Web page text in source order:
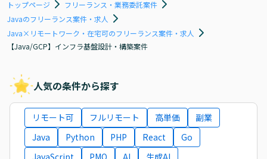
トップページ
フリーランス・業務委託案件
Javaのフリーランス案件・求人
Java×リモートワーク・在宅可のフリーランス案件・求人
【Java/GCP】インフラ基盤設計・構築案件
人気の条件から探す
リモート可 フルリモート 高単価
副業
Java
Python PHP React
Go
JavaScript
PMO AI
生成AI